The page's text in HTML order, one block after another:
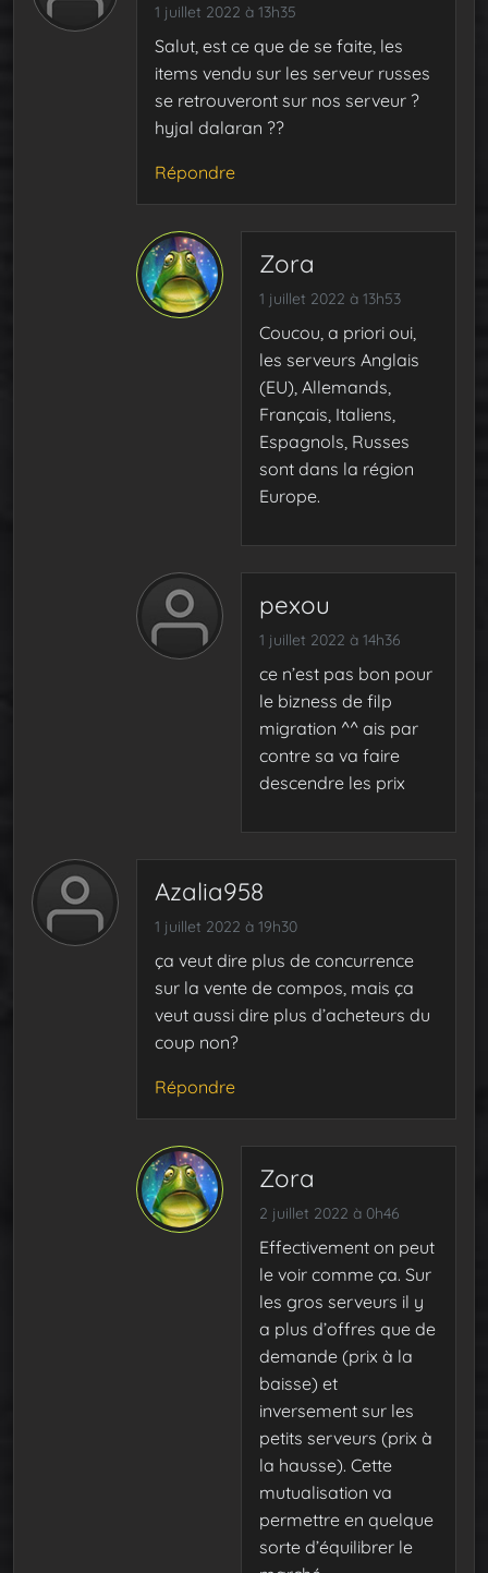
1 juillet 2022 à 13h35
Salut, est ce que de se faite, les
items vendu sur les serveur russes
se retrouveront sur nos serveur ?
hyjal dalaran ??
Répondre
Zora
1 juillet 2022 à 13h53
Coucou, a priori oui,
les serveurs Anglais
(EU), Allemands,
Français, Italiens,
Espagnols, Russes
sont dans la région
Europe.
pexou
1 juillet 2022 à 14h36
ce n’est pas bon pour
le bizness de filp
migration ^^ ais par
contre sa va faire
descendre les prix
Azalia958
1 juillet 2022 à 19h30
ça veut dire plus de concurrence
sur la vente de compos, mais ça
veut aussi dire plus d’acheteurs du
coup non?
Répondre
Zora
2 juillet 2022 à 0h46
Effectivement on peut
le voir comme ça. Sur
les gros serveurs il y
a plus d’offres que de
demande (prix à la
baisse) et
inversement sur les
petits serveurs (prix à
la hausse). Cette
mutualisation va
permettre en quelque
sorte d’équilibrer le